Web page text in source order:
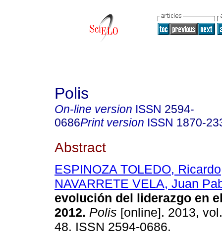
Polis
On-line version ISSN 2594-
0686Print version ISSN 1870-
Abstract
ESPINOZA TOLEDO, Ricardo
NAVARRETE VELA, Juan
evolución del liderazgo en
2012. Polis [online]. 2013,
48. ISSN 2594-0686.